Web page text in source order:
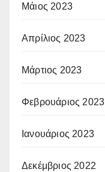
Μάιος 2023
Απρίλιος 2023
Μάρτιος 2023
Φεβρουάριος 2023
Ιανουάριος 2023
Δεκέμβριος 2022